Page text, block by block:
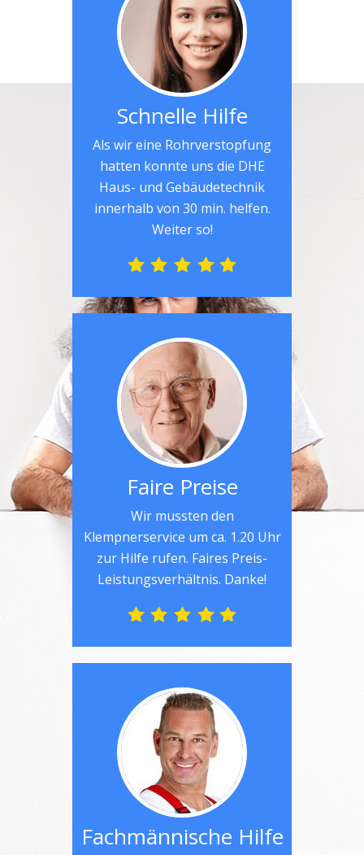
Schnelle Hilfe
Als wir eine Rohrverstopfung
hatten konnte uns die DHE
Haus- und Gebäudetechnik
innerhalb von 30 min. helfen.
Weiter so!
Faire Preise
Wir mussten den
Klempnerservice um ca. 1.20 Uhr
zur Hilfe rufen. Faires Preis-
Leistungsverhältnis. Danke!
Fachmännische Hilfe